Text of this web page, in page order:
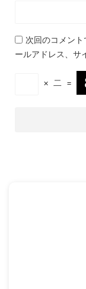
次回のコメン
ールアドレス、サ
× 二 =